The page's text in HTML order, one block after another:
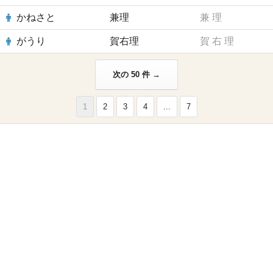
かねさと 兼理 兼 理
がうり 賀右理 賀 右 理
次の 50 件 →
1 2 3 4 ... 7